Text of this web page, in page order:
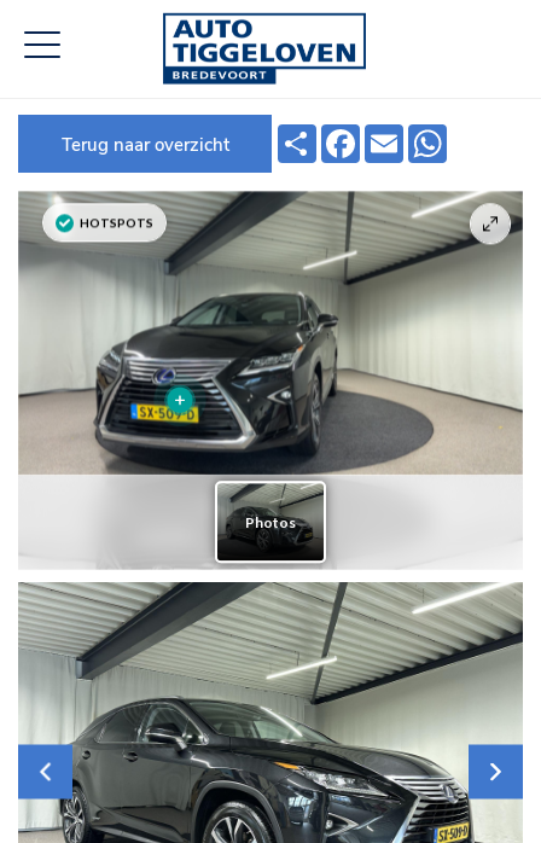
Terug naar overzicht Deel Facebook
Email